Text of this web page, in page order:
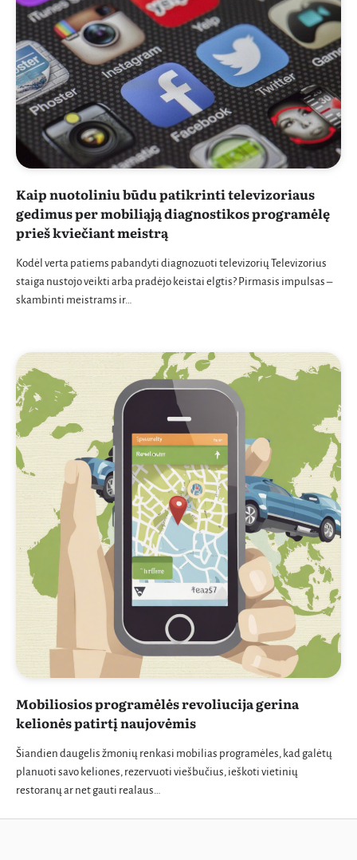
Kaip nuotoliniu būdu patikrinti televizoriaus
gedimus per mobiliąją diagnostikos programėlę
prieš kviečiant meistrą
Kodėl verta patiems pabandyti diagnozuoti televizorių Televizorius
staiga nustojo veikti arba pradėjo keistai elgtis? Pirmasis impulsas –
skambinti meistrams ir…
Mobiliosios programėlės revoliucija gerina
kelionės patirtį naujovėmis
Šiandien daugelis žmonių renkasi mobilias programėles, kad galėtų
planuoti savo keliones, rezervuoti viešbučius, ieškoti vietinių
restoranų ar net gauti realaus…